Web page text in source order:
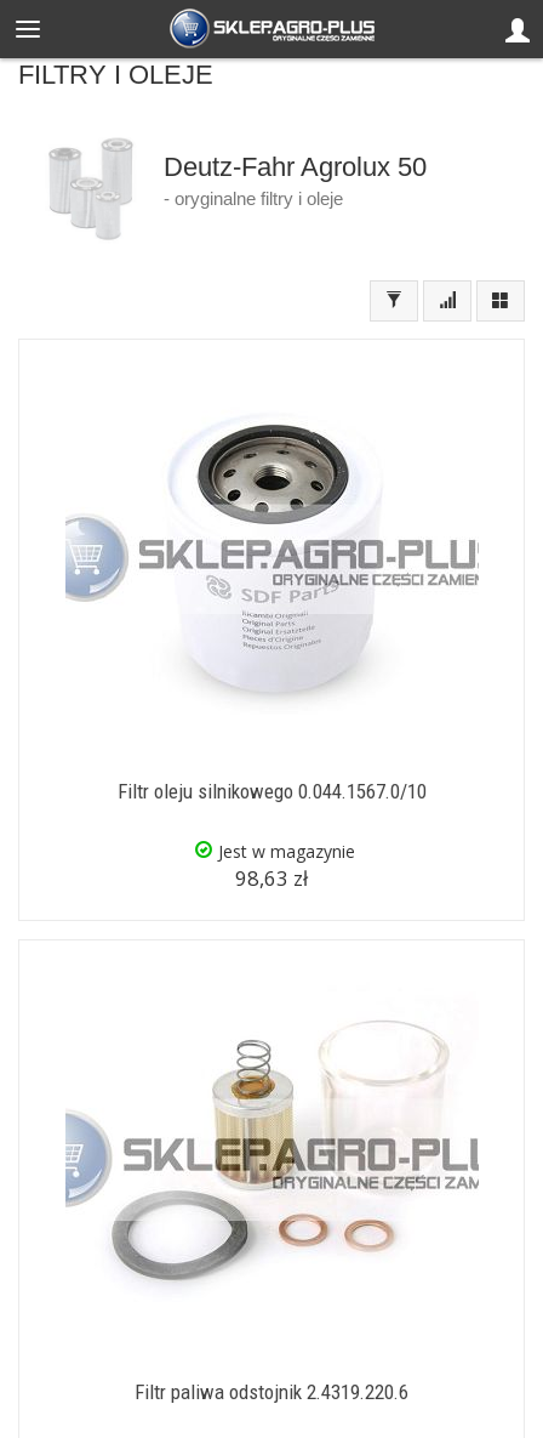
FILTRY I OLEJE
Deutz-Fahr Agrolux 50
- oryginalne filtry i oleje
Filtr oleju silnikowego 0.044.1567.0/10
Jest w magazynie
98,63 zł
Filtr paliwa odstojnik 2.4319.220.6